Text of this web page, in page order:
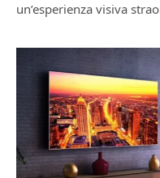
un’esperienza visiva